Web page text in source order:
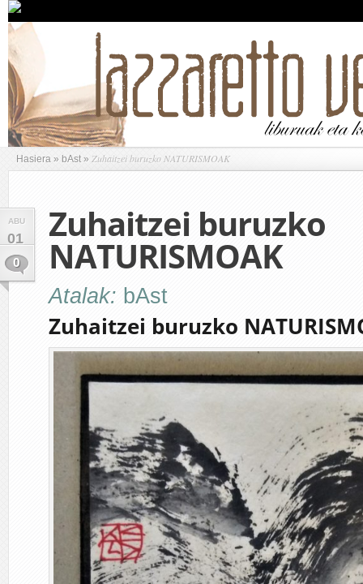
Hasiera » bAst » Zuhaitzei buruzko NATURISMOAK
ABU
01
0
Zuhaitzei buruzko
NATURISMOAK
Atalak: bAst
Zuhaitzei buruzko